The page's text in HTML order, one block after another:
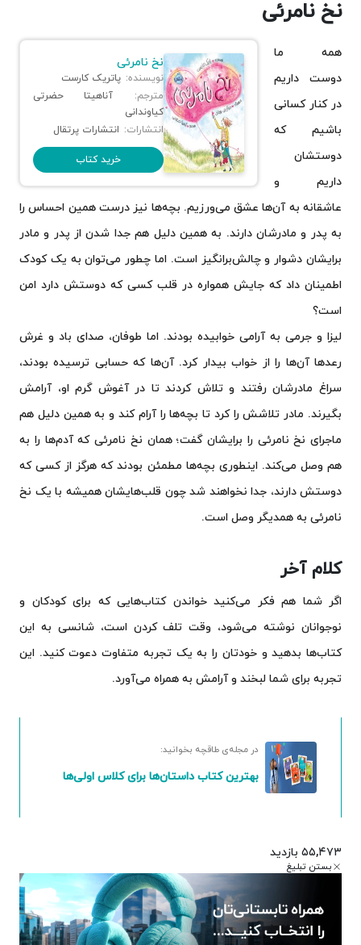
نخ نامرئی
نخ نامرئی
نویسنده: پاتریک کارست
مترجم:
آناهیتا حضرتی
کیاوندانی
انتشارات: انتشارات پرتقال
خرید کتاب
همه ما
دوست داریم
در کنار کسانی
باشیم که
دوستشان
داریم و
عاشقانه به آن‌ها عشق می‌ورزیم. بچه‌ها نیز درست همین احساس را
به پدر و مادرشان دارند. به همین دلیل هم جدا شدن از پدر و مادر
برایشان دشوار و چالش‌برانگیز است. اما چطور می‌توان به یک کودک
اطمینان داد که جایش همواره در قلب کسی که دوستش دارد امن
است؟
لیزا و جرمی به آرامی خوابیده بودند. اما طوفان، صدای باد و غرش
رعدها آن‌ها را از خواب بیدار کرد. آن‌ها که حسابی ترسیده بودند،
سراغ مادرشان رفتند و تلاش کردند تا در آغوش گرم او، آرامش
بگیرند. مادر تلاشش را کرد تا بچه‌ها را آرام کند و به همین دلیل هم
ماجرای نخ نامرئی را برایشان گفت؛ همان نخ نامرئی که آدم‌ها را به
هم وصل می‌کند. اینطوری بچه‌ها مطمئن بودند که هرگز از کسی که
دوستش دارند، جدا نخواهند شد چون قلب‌هایشان همیشه با یک نخ
نامرئی به همدیگر وصل است.
کلام آخر
اگر شما هم فکر می‌کنید خواندن کتاب‌هایی که برای کودکان و
نوجوانان نوشته می‌شود، وقت تلف کردن است، شانسی به این
کتاب‌ها بدهید و خودتان را به یک تجربه‌ متفاوت دعوت کنید. این
تجربه برای شما لبخند و آرامش به همراه می‌آورد.
در مجله‌ی طاقچه بخوانید:
بهترین کتاب داستان‌ها برای کلاس اولی‌ها
۵۵,۴۷۳ بازدید
بستن تبلیغ